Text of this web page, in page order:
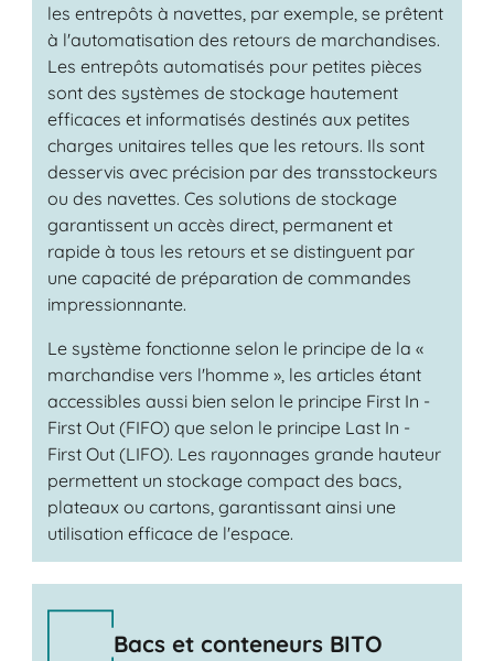
les entrepôts à navettes, par exemple, se prêtent
à l'automatisation des retours de marchandises.
Les entrepôts automatisés pour petites pièces
sont des systèmes de stockage hautement
efficaces et informatisés destinés aux petites
charges unitaires telles que les retours. Ils sont
desservis avec précision par des transstockeurs
ou des navettes. Ces solutions de stockage
garantissent un accès direct, permanent et
rapide à tous les retours et se distinguent par
une capacité de préparation de commandes
impressionnante.
Le système fonctionne selon le principe de la «
marchandise vers l'homme », les articles étant
accessibles aussi bien selon le principe First In -
First Out (FIFO) que selon le principe Last In -
First Out (LIFO). Les rayonnages grande hauteur
permettent un stockage compact des bacs,
plateaux ou cartons, garantissant ainsi une
utilisation efficace de l'espace.
Bacs et conteneurs BITO